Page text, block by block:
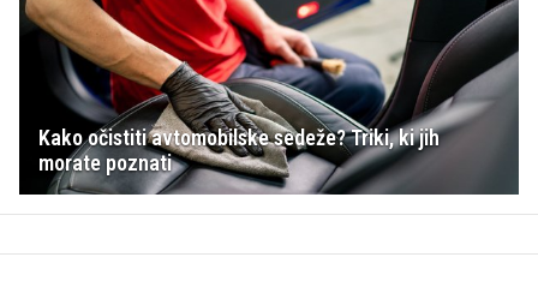
Kako očistiti avtomobilske sedeže? Triki, ki jih
morate poznati